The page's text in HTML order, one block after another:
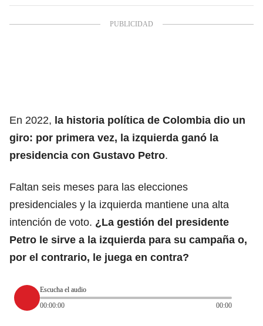
En 2022, la historia política de Colombia dio un
giro: por primera vez, la izquierda ganó la
presidencia con Gustavo Petro.
Faltan seis meses para las elecciones
presidenciales y la izquierda mantiene una alta
intención de voto. ¿La gestión del presidente
Petro le sirve a la izquierda para su campaña o,
por el contrario, le juega en contra?
Escucha el audio
00:00:00
00:00